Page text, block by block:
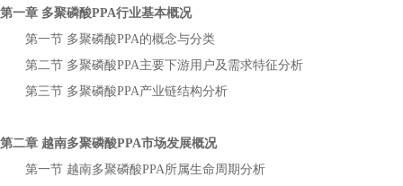
第一章 多聚磷酸PPA行业基本概况
第一节 多聚磷酸PPA的概念与分类
第二节 多聚磷酸PPA主要下游用户及需求特征分析
第三节 多聚磷酸PPA产业链结构分析
第二章 越南多聚磷酸PPA市场发展概况
第一节 越南多聚磷酸PPA所属生命周期分析